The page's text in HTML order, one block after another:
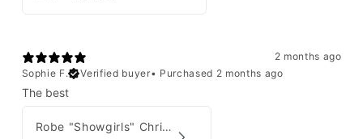
2 months ago
Sophie F.
Verified buyer• Purchased 2 months ago
The best
Robe "Showgirls" Christian Dior par John Galliano Été 2003